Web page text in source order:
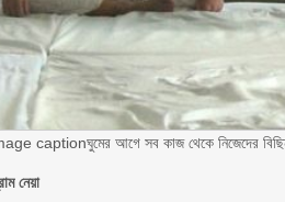
captionঘুমের আগে সব কাজ থেকে নিজেদের
নেয়া